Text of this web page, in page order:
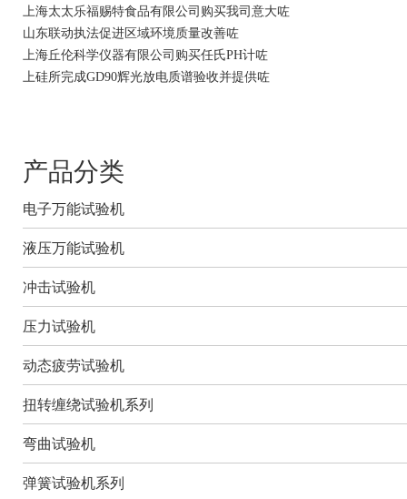
上海太太乐福赐特食品有限公司购买我司意大咗
山东联动执法促进区域环境质量改善咗
上海丘伦科学仪器有限公司购买任氏PH计咗
上硅所完成GD90辉光放电质谱验收并提供咗
产品分类
电子万能试验机
液压万能试验机
冲击试验机
压力试验机
动态疲劳试验机
扭转缠绕试验机系列
弯曲试验机
弹簧试验机系列